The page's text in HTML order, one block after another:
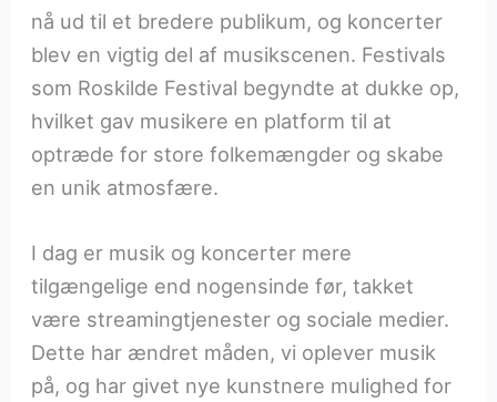
nå ud til et bredere publikum, og koncerter
blev en vigtig del af musikscenen. Festivals
som Roskilde Festival begyndte at dukke op,
hvilket gav musikere en platform til at
optræde for store folkemængder og skabe
en unik atmosfære.
I dag er musik og koncerter mere
tilgængelige end nogensinde før, takket
være streamingtjenester og sociale medier.
Dette har ændret måden, vi oplever musik
på, og har givet nye kunstnere mulighed for